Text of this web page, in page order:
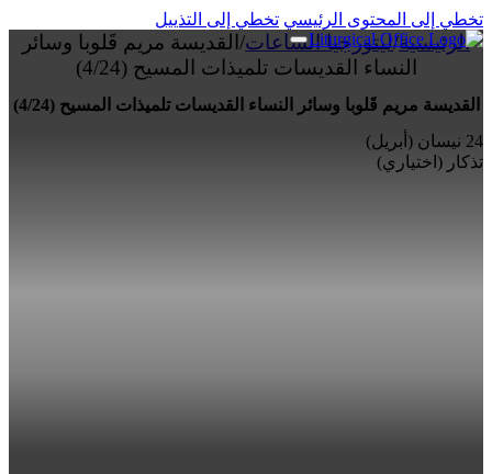
تخطي إلى المحتوى الرئيسي تخطي إلى التذييل
الرئيسية/ليتورجيا الساعات/ القديسة مريم قَلوبا وسائر
النساء القديسات تلميذات المسيح (4/24)
القديسة مريم قَلوبا وسائر النساء القديسات تلميذات المسيح (4/24)
24 نيسان (أبريل)
تذكار (اختياري)